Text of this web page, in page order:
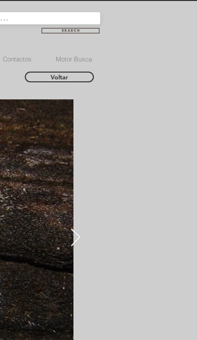
Search
Contactos Motor Busca
Voltar